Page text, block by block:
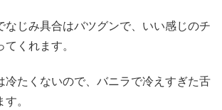
なじみ具合はバツグンで、いい感じのチ
くれます。
冷たくないので、バニラで冷えすぎた舌
。